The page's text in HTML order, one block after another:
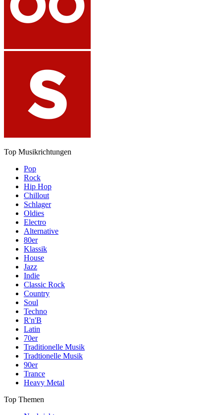
Top Musikrichtungen
Pop
Rock
Hip Hop
Chillout
Schlager
Oldies
Electro
Alternative
80er
Klassik
House
Jazz
Indie
Classic Rock
Country
Soul
Techno
R'n'B
Latin
70er
Traditionelle Musik
Tradtionelle Musik
90er
Trance
Heavy Metal
Top Themen